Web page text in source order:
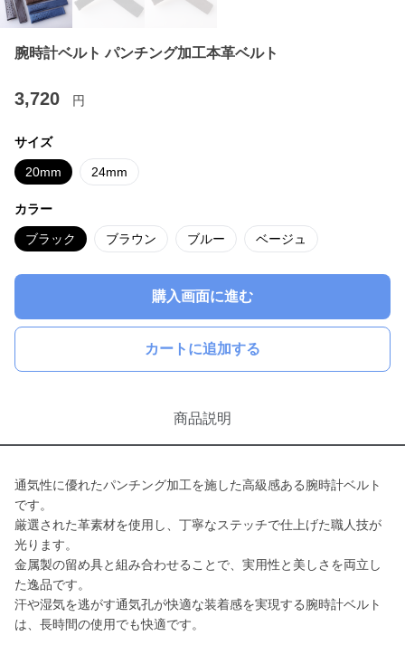
腕時計ベルト パンチング加工本革ベルト
3,720 円
サイズ
20mm 24mm
カラー
ブラック ブラウン ブルー ベージュ
購入画面に進む
カートに追加する
商品説明
通気性に優れたパンチング加工を施した高級感ある腕時計ベルト
です。
厳選された革素材を使用し、丁寧なステッチで仕上げた職人技が
光ります。
金属製の留め具と組み合わせることで、実用性と美しさを両立し
た逸品です。
汗や湿気を逃がす通気孔が快適な装着感を実現する腕時計ベルト
は、長時間の使用でも快適です。